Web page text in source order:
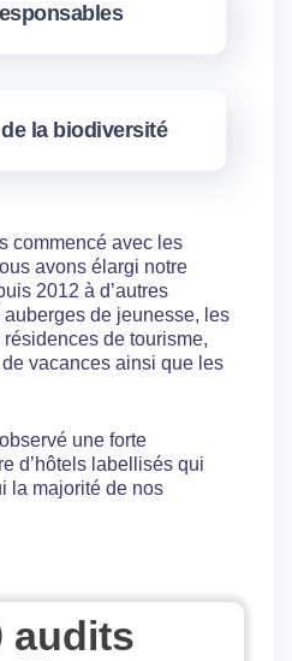
la biodiversité
commencé avec les
avons élargi notre
2012 à d’autres
de jeunesse, les
de tourisme,
vacances ainsi que les
une forte
d’hôtels labellisés qui
la majorité de nos
audits